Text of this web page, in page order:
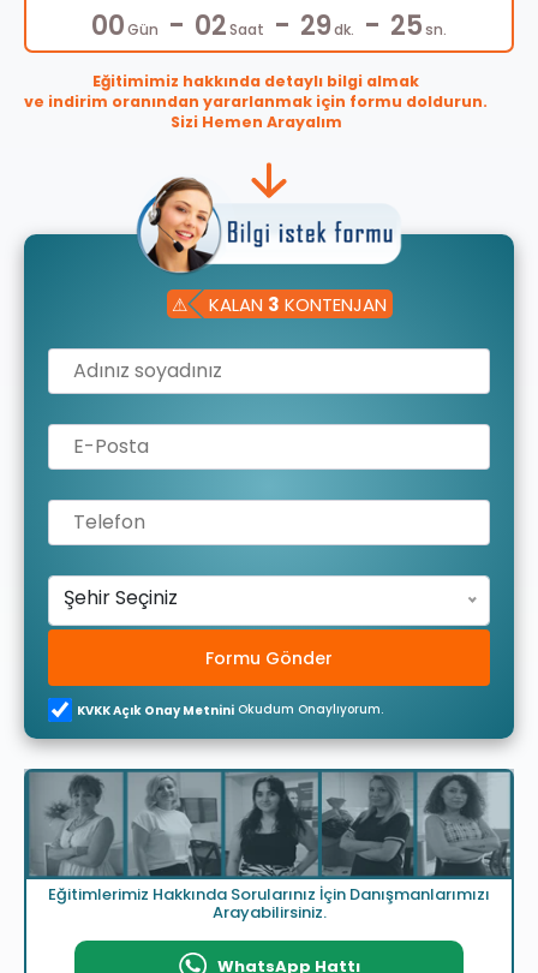
00Gün - 02Saat - 29dk. - 25sn.
Eğitimimiz hakkında detaylı bilgi almak
ve indirim oranından yararlanmak için formu doldurun.
Sizi Hemen Arayalım
⚠ KALAN 3 KONTENJAN
Şehir Seçiniz
Formu Gönder
KVKK Açık Onay Metnini Okudum Onaylıyorum.
Eğitimlerimiz Hakkında Sorularınız İçin Danışmanlarımızı
Arayabilirsiniz.
WhatsApp Hattı